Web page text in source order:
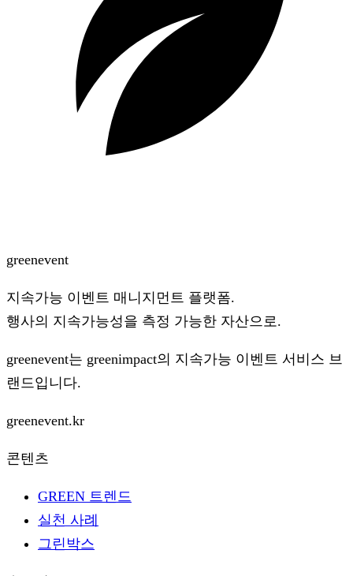
greenevent
지속가능 이벤트 매니지먼트 플랫폼.
행사의 지속가능성을 측정 가능한 자산으로.
greenevent는 greenimpact의 지속가능 이벤트 서비스 브
랜드입니다.
greenevent.kr
콘텐츠
GREEN 트렌드
실천 사례
그린박스